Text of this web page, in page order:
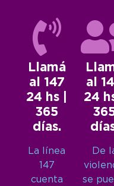
Llamá
al 147
24 hs |
365
días.
La línea
147
cuenta
al
24
De
se